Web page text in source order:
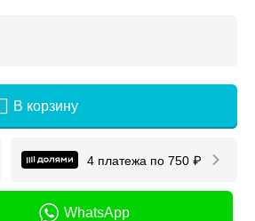
В корзину
4 платежа по 750₽
WhatsApp